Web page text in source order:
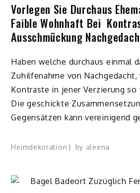
Vorlegen Sie Durchaus
Faible Wohnhaft Bei
Ausschmückung
Haben welche durchaus einmal
Zuhilfenahme von Nachgedacht,
Kontraste in jener Verzierung so
Die geschickte
Gegensätzen kann vereinigend
Heimdekoration by aleena